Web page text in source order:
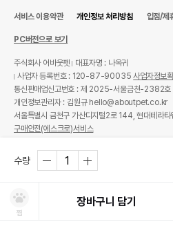
수량
찜
장바구니 담기
서비스 이용약관 개인정보 처리방침 입점/제
PC버전으로 보기
주식회사 어바웃펫
대표자명 : 나옥귀
사업자 등록번호 : 120-87-90035사업자정보
통신판매업신고번호 : 제 2025-서울금천-2382호
개인정보관리자 : 김원규 hello@aboutpet.co.kr
서울특별시 금천구 가산디지털2로 144, 현대테라
구매안전(에스크로)서비스